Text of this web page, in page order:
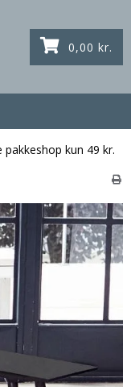
0,00 kr.
kun 49 kr.